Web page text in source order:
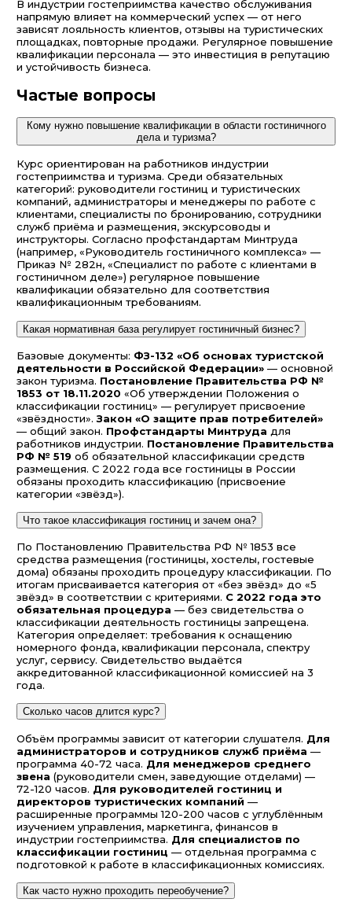
В индустрии гостеприимства качество обслуживания
напрямую влияет на коммерческий успех — от него
зависят лояльность клиентов, отзывы на туристических
площадках, повторные продажи. Регулярное повышение
квалификации персонала — это инвестиция в репутацию
и устойчивость бизнеса.
Частые вопросы
Кому нужно повышение квалификации в области гостиничного
дела и туризма?
Курс ориентирован на работников индустрии
гостеприимства и туризма. Среди обязательных
категорий: руководители гостиниц и туристических
компаний, администраторы и менеджеры по работе с
клиентами, специалисты по бронированию, сотрудники
служб приёма и размещения, экскурсоводы и
инструкторы. Согласно профстандартам Минтруда
(например, «Руководитель гостиничного комплекса» —
Приказ № 282н, «Специалист по работе с клиентами в
гостиничном деле») регулярное повышение
квалификации обязательно для соответствия
квалификационным требованиям.
Какая нормативная база регулирует гостиничный бизнес?
Базовые документы: ФЗ-132 «Об основах туристской
деятельности в Российской Федерации» — основной
закон туризма. Постановление Правительства РФ №
1853 от 18.11.2020 «Об утверждении Положения о
классификации гостиниц» — регулирует присвоение
«звёздности».Закон «О защите прав потребителей»
— общий закон. Профстандарты Минтруда для
работников индустрии. Постановление Правительства
РФ № 519 об обязательной классификации средств
размещения. С 2022 года все гостиницы в России
обязаны проходить классификацию (присвоение
категории «звёзд»).
Что такое классификация гостиниц и зачем она?
По Постановлению Правительства РФ № 1853 все
средства размещения (гостиницы, хостелы, гостевые
дома) обязаны проходить процедуру классификации. По
итогам присваивается категория от «без звёзд» до «5
звёзд» в соответствии с критериями. С 2022 года это
обязательная процедура — без свидетельства о
классификации деятельность гостиницы запрещена.
Категория определяет: требования к оснащению
номерного фонда, квалификации персонала, спектру
услуг, сервису. Свидетельство выдаётся
аккредитованной классификационной комиссией на 3
года.
Сколько часов длится курс?
Объём программы зависит от категории слушателя. Для
администраторов и сотрудников служб приёма —
программа 40-72 часа. Для менеджеров среднего
звена (руководители смен, заведующие отделами) —
72-120 часов. Для руководителей гостиниц и
директоров туристических компаний —
расширенные программы 120-200 часов с углублённым
изучением управления, маркетинга, финансов в
индустрии гостеприимства. Для специалистов по
классификации гостиниц — отдельная программа с
подготовкой к работе в классификационных комиссиях.
Как часто нужно проходить переобучение?